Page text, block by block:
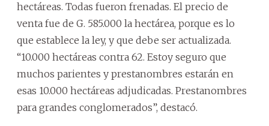
hectáreas. Todas fueron frenadas. El precio de
venta fue de G. 585.000 la hectárea, porque es lo
que establece la ley, y que debe ser actualizada.
“10.000 hectáreas contra 62. Estoy seguro que
muchos parientes y prestanombres estarán en
esas 10.000 hectáreas adjudicadas. Prestanombres
para grandes conglomerados”, destacó.